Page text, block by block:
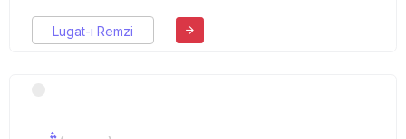
Lugat-ı Remzi